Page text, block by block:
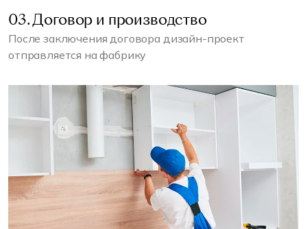
03. Договор и производство
После заключения договора дизайн-проект
отправляется на фабрику